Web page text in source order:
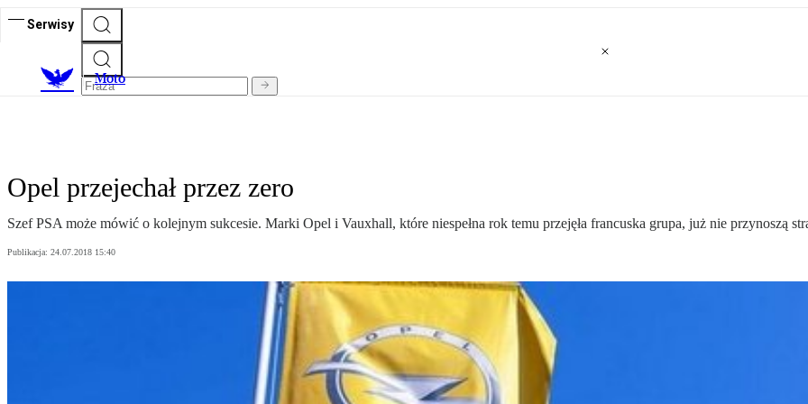
Serwisy
Moto
Opel przejechał przez zero
Szef PSA może mówić o kolejnym sukcesie. Marki Opel i Vauxhall, które niespełna rok temu przejęła francuska grupa, już nie przynoszą
Publikacja: 24.07.2018 15:40